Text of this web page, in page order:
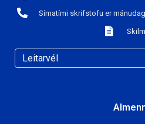
Símatími skrifstofu er